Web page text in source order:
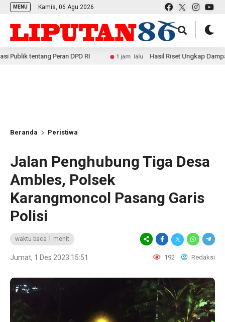
MENU Kamis, 06 Agu 2026
Peran DPD RI 1 jam lalu Hasil Riset Ungkap Dampak Positif
Beranda Peristiwa
Jalan Penghubung Tiga Desa
Ambles, Polsek
Karangmoncol Pasang Garis
Polisi
waktu baca 1 menit
Jumat, 1 Des 2023 15:51 192 Redaksi